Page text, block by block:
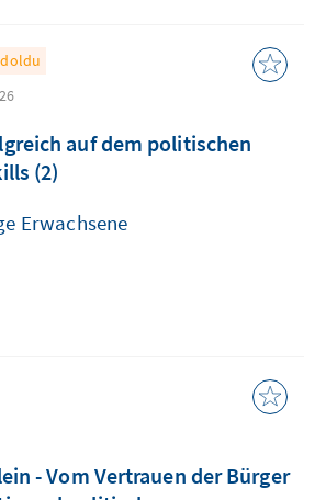
auf dem politischen
(2)
Erwachsene
- Vom Vertrauen der Bürger